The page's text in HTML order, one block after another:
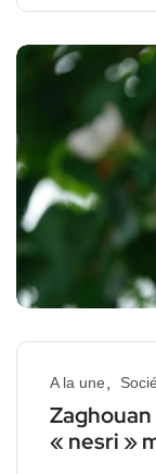
A la une
« nesri »